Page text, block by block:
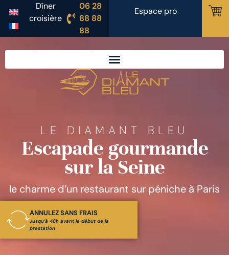
Dîner
croisière
06 28
88 88
88
Espace pro
LE DIAMANT BLEU
Escapade gourmande
sur la Seine
le charme d’un restaurant sur péniche à Paris
ANNULEZ SANS FRAIS
Jusqu’à 48h avant le début de la
prestation